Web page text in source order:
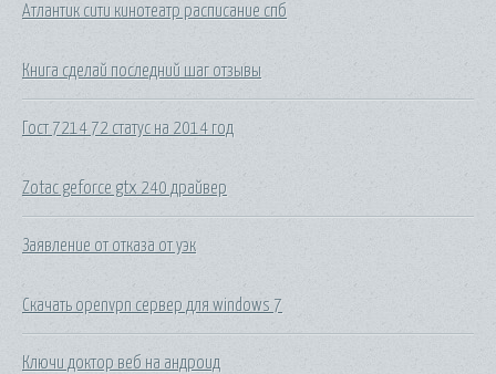
Атлантик сити кинотеатр расписание спб
Книга сделай последний шаг отзывы
Гост 7214 72 статус на 2014 год
Zotac geforce gtx 240 драйвер
Заявление от отказа от уэк
Скачать openvpn сервер для windows 7
Ключи доктор веб на андроид